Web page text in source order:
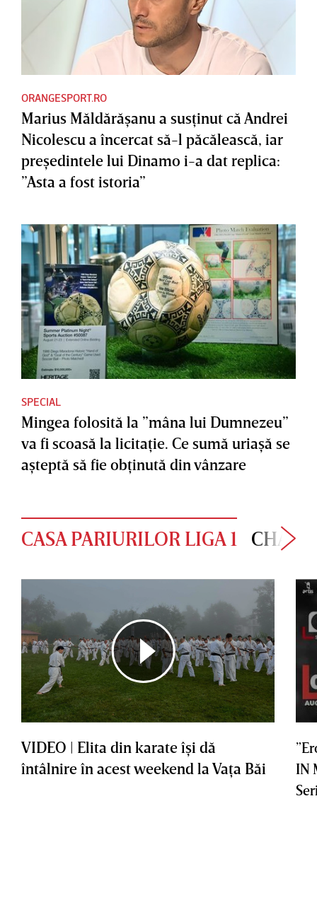
ORANGESPORT.RO
Marius Măldărăşanu a susţinut că Andrei
Nicolescu a încercat să-l păcălească, iar
preşedintele lui Dinamo i-a dat replica:
”Asta a fost istoria”
SPECIAL
Mingea folosită la ”mâna lui Dumnezeu”
va fi scoasă la licitaţie. Ce sumă uriaşă se
aşteptă să fie obţinută din vânzare
CASA PARIURILOR LIGA 1
VIDEO | Elita din karate îşi dă
întâlnire în acest weekend la Vaţa Băi
IN